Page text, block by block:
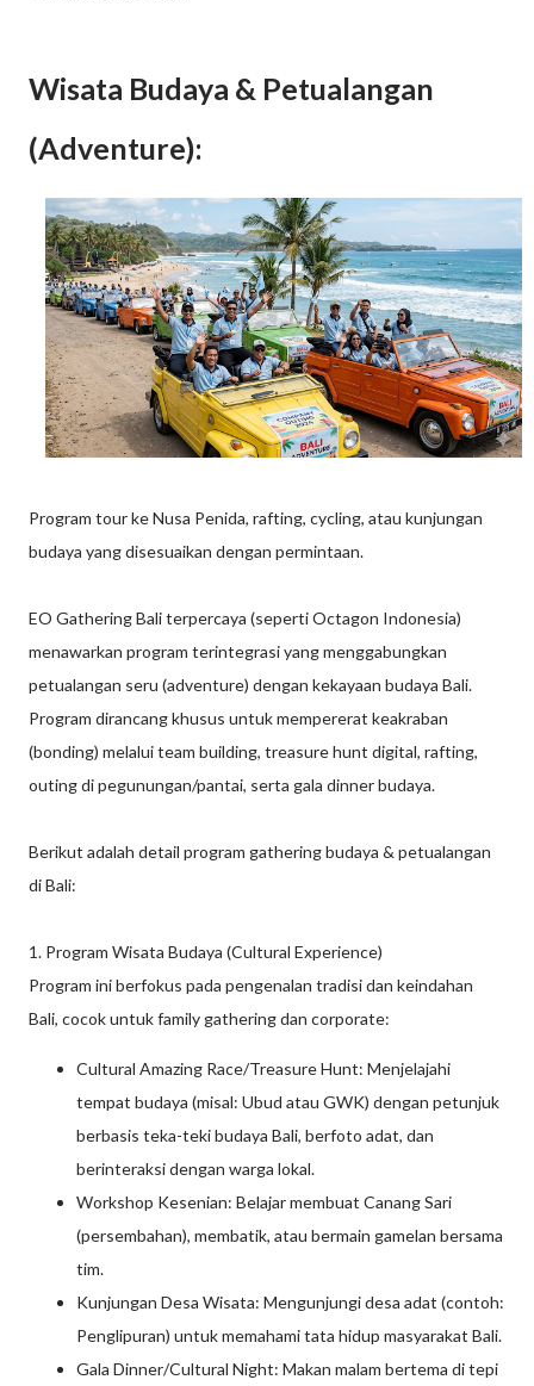
Wisata Budaya & Petualangan
(Adventure):
Program tour ke Nusa Penida, rafting, cycling, atau kunjungan
budaya yang disesuaikan dengan permintaan.
EO Gathering Bali terpercaya (seperti Octagon Indonesia)
menawarkan program terintegrasi yang menggabungkan
petualangan seru (adventure) dengan kekayaan budaya Bali.
Program dirancang khusus untuk mempererat keakraban
(bonding) melalui team building, treasure hunt digital, rafting,
outing di pegunungan/pantai, serta gala dinner budaya.
Berikut adalah detail program gathering budaya & petualangan
di Bali:
1. Program Wisata Budaya (Cultural Experience)
Program ini berfokus pada pengenalan tradisi dan keindahan
Bali, cocok untuk family gathering dan corporate:
Cultural Amazing Race/Treasure Hunt: Menjelajahi
tempat budaya (misal: Ubud atau GWK) dengan petunjuk
berbasis teka-teki budaya Bali, berfoto adat, dan
berinteraksi dengan warga lokal.
Workshop Kesenian: Belajar membuat Canang Sari
(persembahan), membatik, atau bermain gamelan bersama
tim.
Kunjungan Desa Wisata: Mengunjungi desa adat (contoh:
Penglipuran) untuk memahami tata hidup masyarakat Bali.
Gala Dinner/Cultural Night: Makan malam bertema di tepi